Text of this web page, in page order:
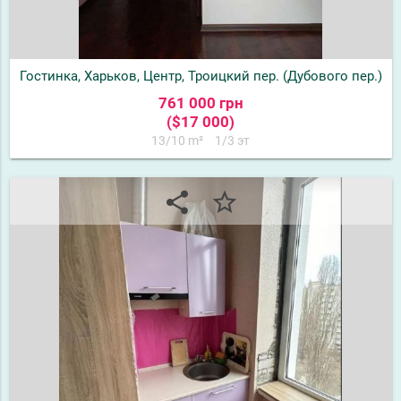
Гостинка, Харьков, Центр, Троицкий пер. (Дубового пер.)
761 000 грн
($17 000)
13/10 m² 1/3 эт
share star_border